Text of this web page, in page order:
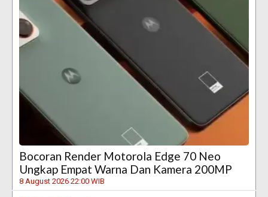
Bocoran Render Motorola Edge 70 Neo
Ungkap Empat Warna Dan Kamera 200MP
8 August 2026 22:00 WIB